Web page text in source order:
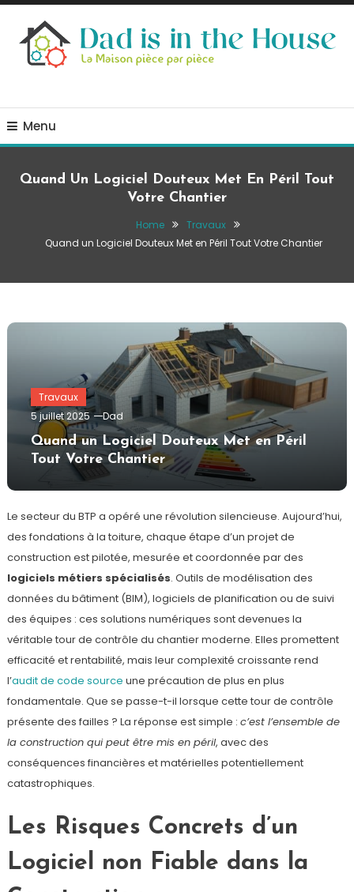
Skip
Content
Menu
Quand Un Logiciel Douteux Met En Péril Tout
Votre Chantier
Home
Travaux
Quand un Logiciel Douteux Met en Péril Tout Votre Chantier
Travaux
5 juillet 2025
Dad
Quand un Logiciel Douteux Met en Péril
Tout Votre Chantier
Le secteur du BTP a opéré une révolution silencieuse. Aujourd’hui,
des fondations à la toiture, chaque étape d’un projet de
construction est pilotée, mesurée et coordonnée par des
logiciels métiers spécialisés. Outils de modélisation des
données du bâtiment (BIM), logiciels de planification ou de suivi
des équipes : ces solutions numériques sont devenues la
véritable tour de contrôle du chantier moderne. Elles promettent
efficacité et rentabilité, mais leur complexité croissante rend
l’audit de code source une précaution de plus en plus
fondamentale. Que se passe-t-il lorsque cette tour de contrôle
présente des failles ? La réponse est simple : c’est l’ensemble de
la construction qui peut être mis en péril, avec des
conséquences financières et matérielles potentiellement
catastrophiques.
Les Risques Concrets d’un
Logiciel non Fiable dans la